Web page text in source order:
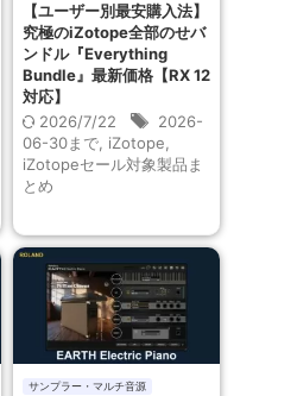
【ユーザー別最安購入法】
究極のiZotope全部のせバ
ンドル『Everything
Bundle』最新価格【RX 12
対応】
2026/7/22
2026-
06-30まで iZotope
iZotopeセール対象製品ま
とめ
サンプラー・マルチ音源